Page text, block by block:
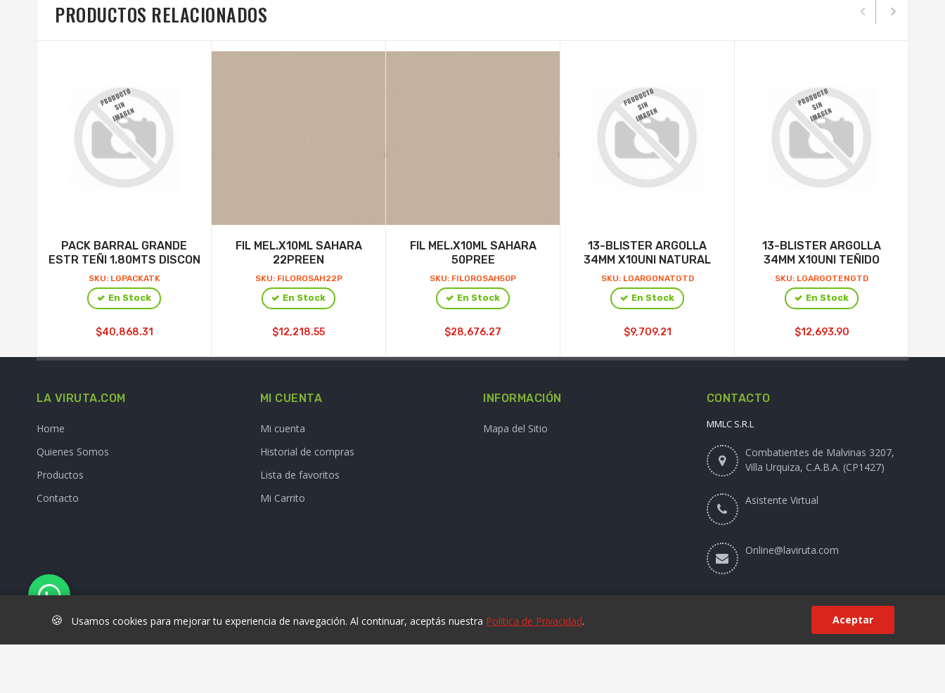
PRODUCTOS RELACIONADOS
PACK BARRAL GRANDE
ESTR TEÑI 1.80MTS DISCON
SKU: LGPACKATK
En Stock
$40,868.31
FIL MEL.X10ML SAHARA
22PREEN
SKU: FILOROSAH22P
En Stock
$12,218.55
FIL MEL.X10ML SAHARA
50PREE
SKU: FILOROSAH50P
En Stock
$28,676.27
13-BLISTER ARGOLLA
34MM X10UNI NATURAL
SKU: LGARGONATGTD
En Stock
$9,709.21
13-BLISTER ARGOLLA
34MM X10UNI TEÑIDO
SKU: LGARGOTENGTD
En Stock
$12,693.90
LA VIRUTA.COM
Home
Quienes Somos
Productos
Contacto
MI CUENTA
Mi cuenta
Historial de compras
Lista de favoritos
Mi Carrito
INFORMACIÓN
Mapa del Sitio
CONTACTO
MMLC S.R.L
Combatientes de Malvinas 3207,
Villa Urquiza, C.A.B.A. (CP1427)
Asistente Virtual
Online@laviruta.com
🍪 Usamos cookies para mejorar tu experiencia de navegación. Al continuar, aceptás nuestra Política de Privacidad. Aceptar